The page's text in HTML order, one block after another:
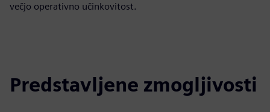
večjo operativno učinkovitost.
Predstavljene zmogljivosti